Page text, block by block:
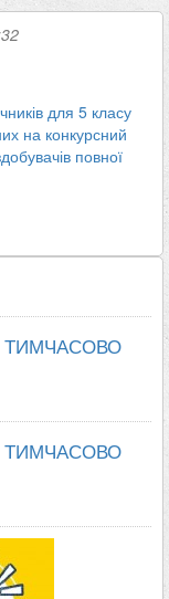
для 5 класу
на конкурсний
повної
ТИМЧАСОВО
ТИМЧАСОВО